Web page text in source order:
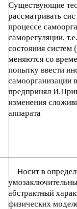
Существующие
рассматривать
процессе
саморегуляции,
состояния систем
меняются со
попытку ввести
самоорганизации
предпринял
изменения
аппарата
Носит в
абстрактный
физических